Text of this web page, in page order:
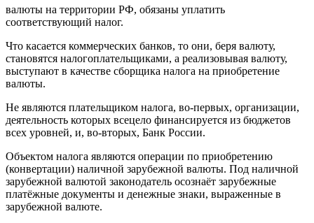
валюты на территории РФ, обязаны уплатить
соответствующий налог.
Что касается коммерческих банков, то они, беря валюту,
становятся налогоплательщиками, а реализовывая валюту,
выступают в качестве сборщика налога на приобретение
валюты.
Не являются плательщиком налога, во-первых, организации,
деятельность которых всецело финансируется из бюджетов
всех уровней, и, во-вторых, Банк России.
Объектом налога являются операции по приобретению
(конвертации) наличной зарубежной валюты. Под наличной
зарубежной валютой законодатель осознаёт зарубежные
платёжные документы и денежные знаки, выраженные в
зарубежной валюте.